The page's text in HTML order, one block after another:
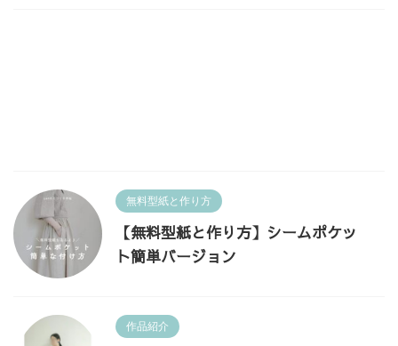
無料型紙と作り方
【無料型紙と作り方】シームポケッ
ト簡単バージョン
作品紹介